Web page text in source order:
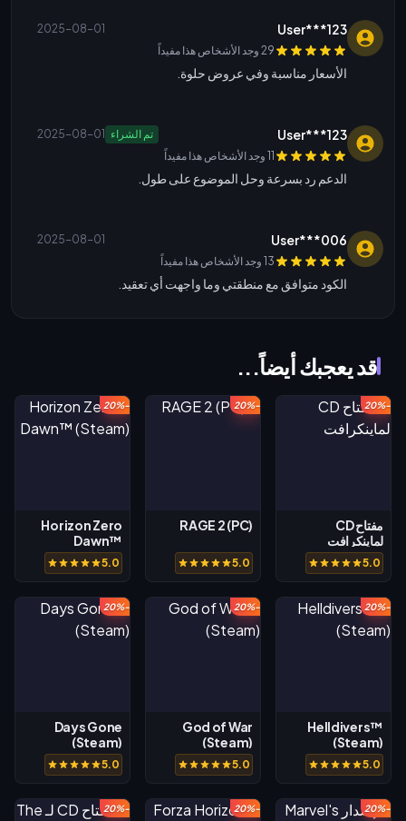
User***123
2025-08-01
29 وجد الأشخاص هذا مفيداً
الأسعار مناسبة وفي عروض حلوة.
User***123 تم الشراء 2025-08-01
11 وجد الأشخاص هذا مفيداً
الدعم رد بسرعة وحل الموضوع على طول.
User***006
2025-08-01
13 وجد الأشخاص هذا مفيداً
الكود متوافق مع منطقتي وما واجهت أي تعقيد.
قد يعجبك أيضاً...
-20%
مفتاح CD
لماينكرافت
5.0
-20%
RAGE 2 (PC)
5.0
-20%
Horizon Zero
Dawn™
(Steam)
5.0
-20%
Helldivers™
(Steam)
5.0
-20%
God of War
(Steam)
5.0
-20%
Days Gone
(Steam)
5.0
-20%
-20%
-20%